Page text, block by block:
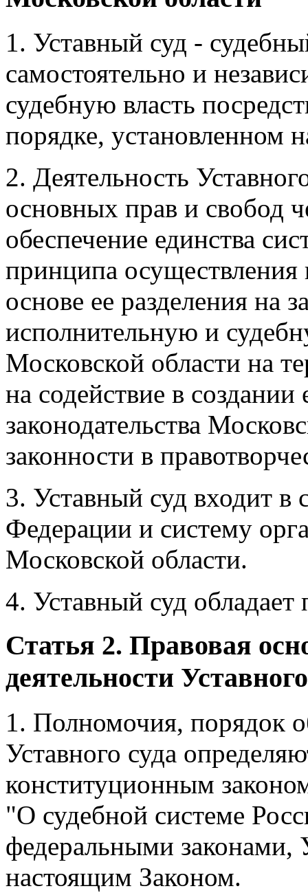
1. Уставный суд -
самостоятельно и
судебную власть
порядке, установленном
2. Деятельность
основных прав и свобод
обеспечение единства
принципа осуществления
основе ее разделения на
исполнительную и
Московской области на
на содействие в
законодательства
законности в
3. Уставный суд входит в
Федерации и систему
Московской области.
4. Уставный суд
Статья 2. Правовая
деятельности
1. Полномочия, порядок
Уставного суда
конституционным
"О судебной системе
федеральными законами,
настоящим Законом.